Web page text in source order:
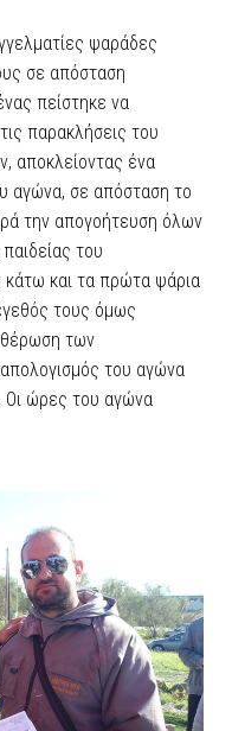
ψαράδες
σε απόσταση
πείστηκε να
παρακλήσεις του
αποκλείοντας ένα
αγώνα, σε απόσταση το
την απογοήτευση όλων
του
κάτω και τα πρώτα ψάρια
τους όμως
των
του αγώνα
Οι ώρες του αγώνα